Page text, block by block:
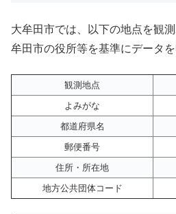
大牟田市では、以下の地点を観
牟田市の役所等を基準にデータを
観測地点
よみがな
都道府県名
郵便番号
住所・所在地
地方公共団体コード